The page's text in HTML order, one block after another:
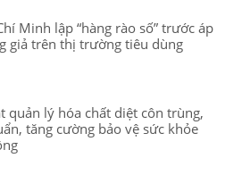
Minh lập “hàng rào số” trước áp
giả trên thị trường tiêu dùng
quản lý hóa chất diệt côn trùng,
tăng cường bảo vệ sức khỏe